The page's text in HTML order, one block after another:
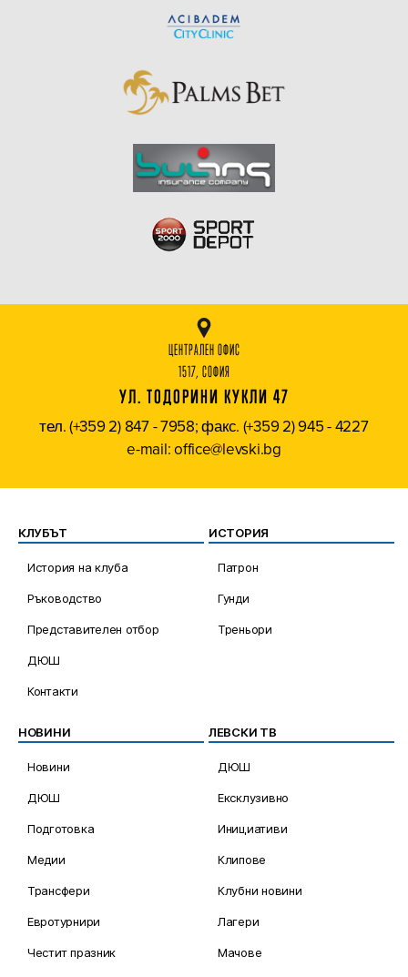
ЦЕНТРАЛЕН ОФИС
1517, СОФИЯ
УЛ. ТОДОРИНИ КУКЛИ 47
тел. (+359 2) 847 - 7958; факс. (+359 2) 945 - 4227
e-mail: office@levski.bg
КЛУБЪТ
История на клуба
Ръководство
Представителен отбор
ДЮШ
Контакти
ИСТОРИЯ
Патрон
Гунди
Треньори
НОВИНИ
Новини
ДЮШ
Подготовка
Медии
Трансфери
Евротурнири
Честит празник
ЛЕВСКИ ТВ
ДЮШ
Ексклузивно
Инициативи
Клипове
Клубни новини
Лагери
Мачове